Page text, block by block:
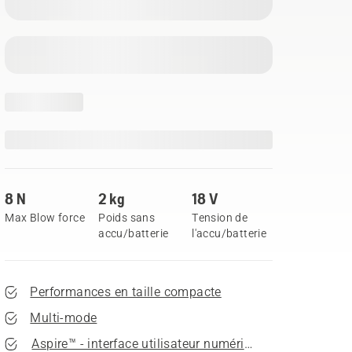
8 N
Max Blow force
2 kg
Poids sans
accu/batterie
18 V
Tension de
l'accu/batterie
Performances en taille compacte
Multi-mode
Aspire™ - interface utilisateur numérique conviviale